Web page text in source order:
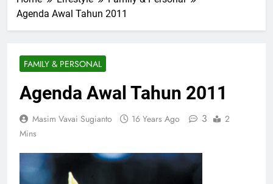
Agenda Awal Tahun 2011
FAMILY & PERSONAL
Agenda Awal Tahun 2011
Masim Vavai Sugianto 16 Years Ago 3
2
Mins